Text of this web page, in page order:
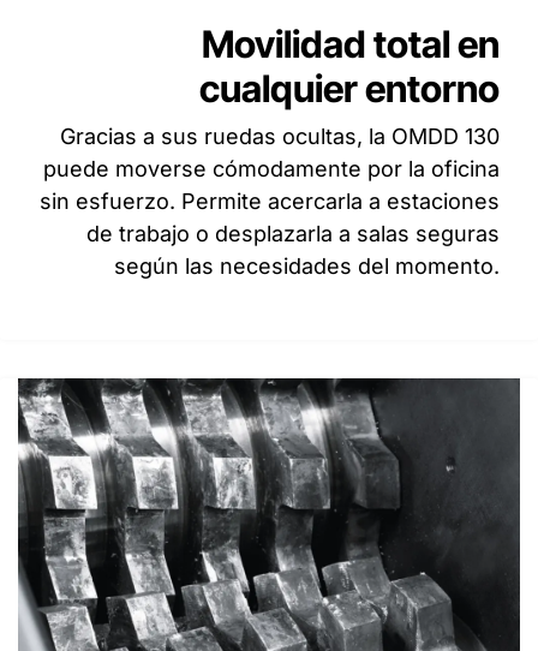
Movilidad total en
cualquier entorno
Gracias a sus ruedas ocultas, la OMDD 130
puede moverse cómodamente por la oficina
sin esfuerzo. Permite acercarla a estaciones
de trabajo o desplazarla a salas seguras
según las necesidades del momento.